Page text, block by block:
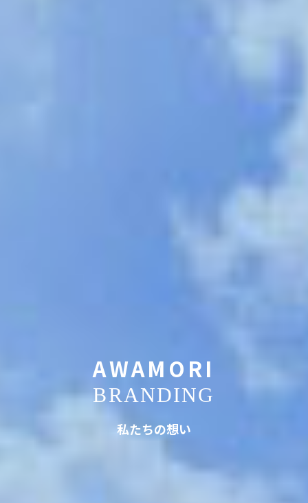
AWAMORI
BRANDING
私たちの想い